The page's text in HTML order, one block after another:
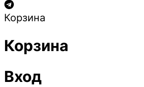
Корзина
Корзина
Вход